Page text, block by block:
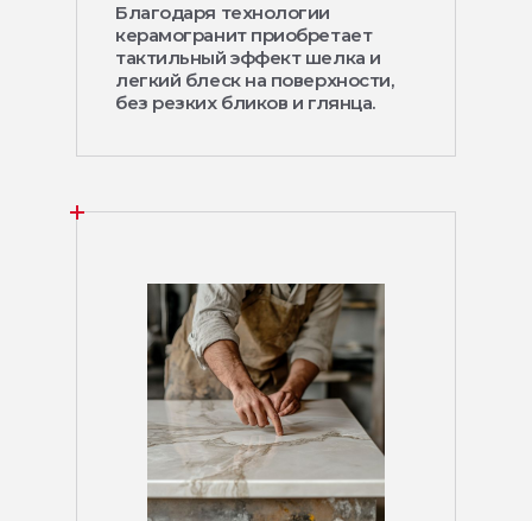
Благодаря технологии
керамогранит приобретает
тактильный эффект шелка и
легкий блеск на поверхности,
без резких бликов и глянца.